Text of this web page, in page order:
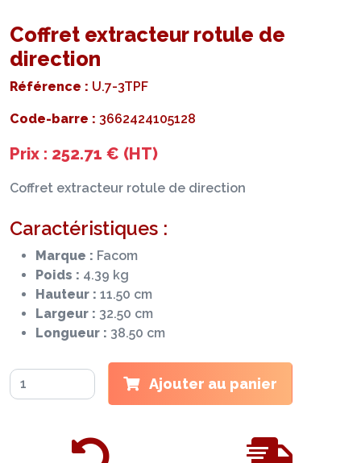
Coffret extracteur rotule de
direction
Référence : U.7-3TPF
Code-barre : 3662424105128
Prix : 252.71 € (HT)
Coffret extracteur rotule de direction
Caractéristiques :
Marque : Facom
Poids : 4.39 kg
Hauteur : 11.50 cm
Largeur : 32.50 cm
Longueur : 38.50 cm
Ajouter au panier